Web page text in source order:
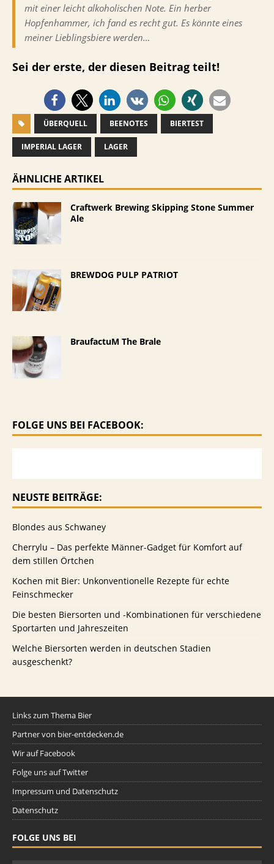
mit einer leicht alkoholischen Note. Ein herber
Hopfenhammer, ich fand es recht gut. Es könnte eines
meiner Lieblingsbiere werden…
Sei der erste, der diesen Beitrag teilt!
ÜBERQUELL BEENOTES BIERTEST
IMPERIAL LAGER LAGER
ÄHNLICHE ARTIKEL
Craftwerk Brewing Skipping Stone Summer
Ale
BREWDOG PULP PATRIOT
BraufactuM The Brale
FOLGE UNS BEI FACEBOOK:
NEUSTE BEITRÄGE:
Blondes aus Schwaney
Cherrylu – Das perfekte Männer-Gadget für Komfort auf
dem stillen Örtchen
Kochen mit Bier: Unkonventionelle Rezepte für echte
Feinschmecker
Die besten Biersorten und -Kombinationen für verschiedene
Sportarten und Jahreszeiten
Welche Biersorten werden in deutschen Stadien
ausgeschenkt?
Links zum Thema Bier
Partner von bier-entdecken.de
Wir auf Facebook
Folge uns auf Twitter
Impressum und Datenschutz
Datenschutz
FOLGE UNS BEI